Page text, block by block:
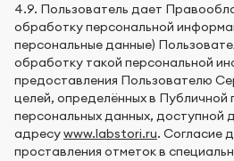
4.9. Пользователь дает
обработку персональной
персональные данные)
обработку такой персональной
предоставления Пользователю
целей, определённых в Публичной
персональных данных, доступной
адресуwww.labstori.ru. Согласие
проставления отметок в